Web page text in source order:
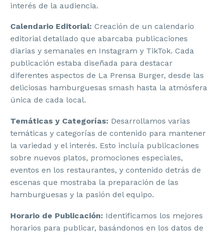
interés de la audiencia.
Calendario Editorial: Creación de un calendario
editorial detallado que abarcaba publicaciones
diarias y semanales en Instagram y TikTok. Cada
publicación estaba diseñada para destacar
diferentes aspectos de La Prensa Burger, desde las
deliciosas hamburguesas smash hasta la atmósfera
única de cada local.
Temáticas y Categorías: Desarrollamos varias
temáticas y categorías de contenido para mantener
la variedad y el interés. Esto incluía publicaciones
sobre nuevos platos, promociones especiales,
eventos en los restaurantes, y contenido detrás de
escenas que mostraba la preparación de las
hamburguesas y la pasión del equipo.
Horario de Publicación: Identificamos los mejores
horarios para publicar, basándonos en los datos de